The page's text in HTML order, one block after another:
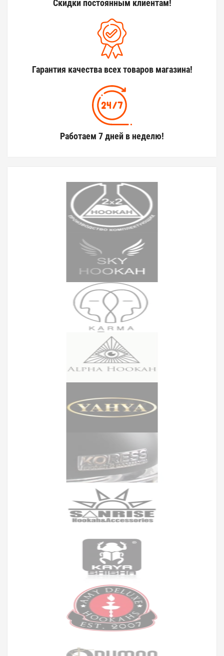
Скидки постоянным клиентам!
Гарантия качества всех товаров магазина!
Работаем 7 дней в неделю!